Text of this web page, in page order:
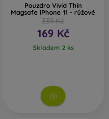
Pouzdro Vivid Thin
Magsafe iPhone 11 - růžové
339 Kč
169 Kč
Skladem 2 ks